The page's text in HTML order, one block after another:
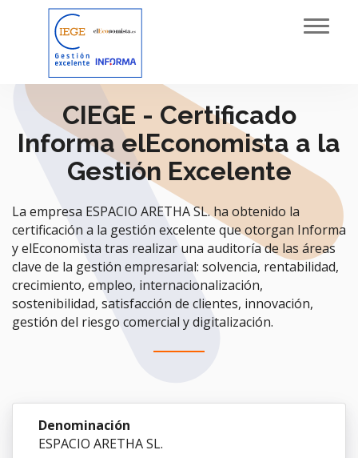
CIEGE - Certificado
Informa elEconomista a la
Gestión Excelente
La empresa ESPACIO ARETHA SL. ha obtenido la
certificación a la gestión excelente que otorgan Informa
y elEconomista tras realizar una auditoría de las áreas
clave de la gestión empresarial: solvencia, rentabilidad,
crecimiento, empleo, internacionalización,
sostenibilidad, satisfacción de clientes, innovación,
gestión del riesgo comercial y digitalización.
Denominación
ESPACIO ARETHA SL.